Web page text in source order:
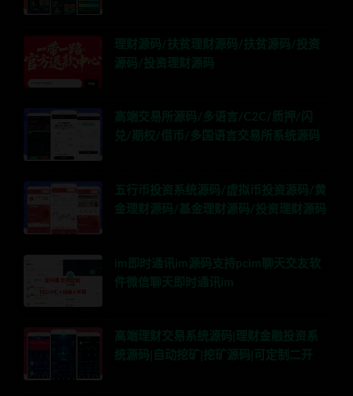
理财源码/扶贫理财源码/扶贫源码/投资
源码/投资理财源码
高端交易所源码/多语言/C2C/质押/闪
兑/期权/借币/多国语言交易所系统源码
五行币投资系统源码/虚拟币投资源码/黄
金理财源码/基金理财源码/投资理财源码
im即时通讯im源码支持pcim聊天交友软
件微信聊天即时通讯im
高端理财交易系统源码|理财金融投资系
统源码|自动挖矿|挖矿源码|可定制二开